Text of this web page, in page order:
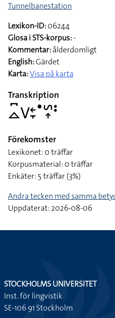
Tunnelbanestation
Lexikon-ID:06244
Glosa i STS-korpus:-
Kommentar:ålderdomligt
English:Gärdet
Karta:Visa på karta
Transkription
􌤼􌥚􌤭􌥓􌥙􌤟􌥲􌥾􌥻
Förekomster
Lexikonet: 0 träffar
Korpusmaterial: 0 träffar
Enkäter: 5 träffar (3%)
Andra tecken med samma
Uppdaterat: 2026-08-06
STOCKHOLMS UNIVERSITET
Inst. för lingvistik
SE-106 91 Stockholm